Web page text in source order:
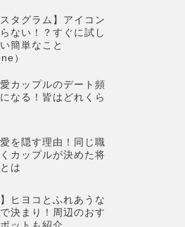
スタグラム】アイコン
ない！？すぐに試し
簡単なこと
）
カップルのデート頻
なる！皆はどれくら
を隠す理由！同じ職
カップルが決めた将
は
】ヒヨコとふれあうな
決まり！周辺のおす